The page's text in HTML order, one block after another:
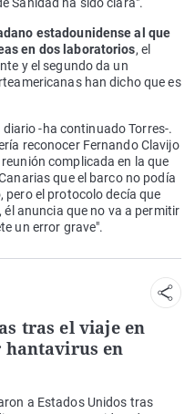
Sanidad ha sido clara".
estadounidense al que
en dos laboratorios, el
y el segundo da un
han dicho que es
-ha continuado Torres-.
reconocer Fernando Clavijo
complicada en la que
que el barco no podía
el protocolo decía que
anuncia que no va a permitir
un error grave".
tras el viaje en
hantavirus en
a Estados Unidos tras